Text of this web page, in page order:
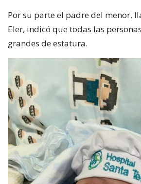
Por su parte el padre del menor,
Eler, indicó que todas las
grandes de estatura.